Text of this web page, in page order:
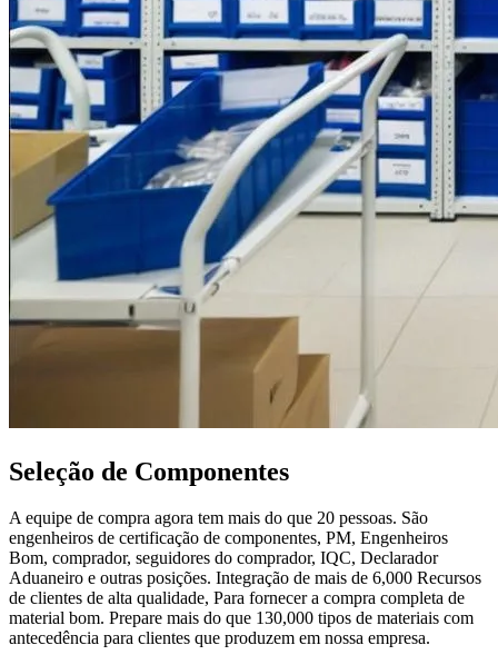
Seleção de Componentes
A equipe de compra agora tem mais do que 20 pessoas. São
engenheiros de certificação de componentes, PM, Engenheiros
Bom, comprador, seguidores do comprador, IQC, Declarador
Aduaneiro e outras posições. Integração de mais de 6,000 Recursos
de clientes de alta qualidade, Para fornecer a compra completa de
material bom. Prepare mais do que 130,000 tipos de materiais com
antecedência para clientes que produzem em nossa empresa.